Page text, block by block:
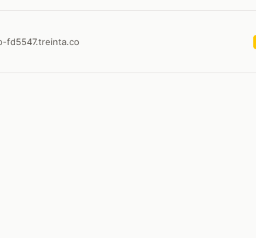
fd5547.treinta.co